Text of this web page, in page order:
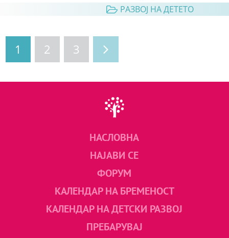
РАЗВОЈ НА ДЕТЕТО
1 2 3
НАСЛОВНА
НАЈАВИ СЕ
ФОРУМ
КАЛЕНДАР НА БРЕМЕНОСТ
КАЛЕНДАР НА ДЕТСКИ РАЗВОЈ
ПРЕБАРУВАЈ